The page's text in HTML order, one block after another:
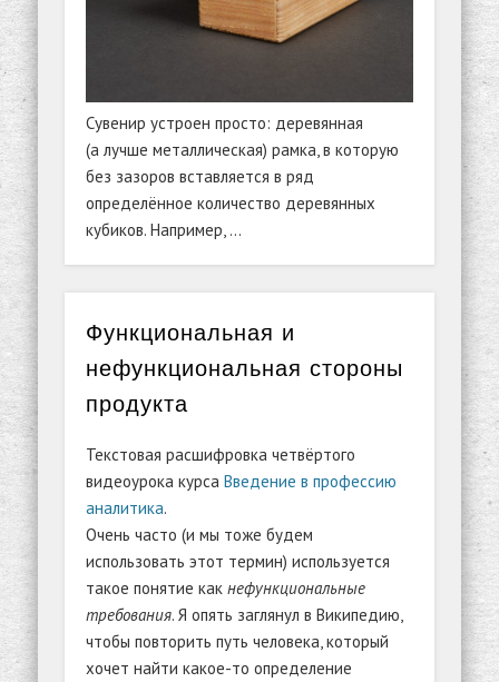
Сувенир устроен просто: деревянная
(а лучше металлическая) рамка, в которую
без зазоров вставляется в ряд
определённое количество деревянных
кубиков. Например, …
Функциональная и
нефункциональная стороны
продукта
Текстовая расшифровка четвёртого
видеоурока курсаВведение в профессию
аналитика.
Очень часто (и мы тоже будем
использовать этот термин) используется
такое понятие какнефункциональные
требования. Я опять заглянул в Википедию,
чтобы повторить путь человека, который
хочет найти какое-то определение